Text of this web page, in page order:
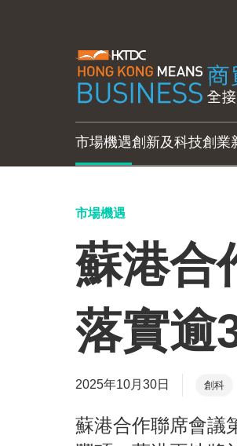
市場機遇創新及科技創業
市場機遇
蘇港合
落實逾
2025年10月30日 創科
蘇港合作聯席會議